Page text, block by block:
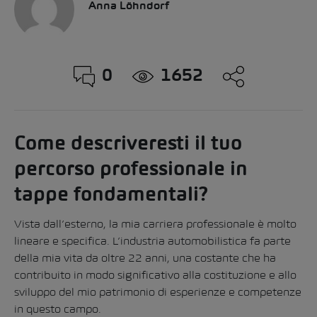
Anna Löhndorf
0 1652
Come descriveresti il tuo
percorso professionale in
tappe fondamentali?
Vista dall’esterno, la mia carriera professionale è molto
lineare e specifica. L’industria automobilistica fa parte
della mia vita da oltre 22 anni, una costante che ha
contribuito in modo significativo alla costituzione e allo
sviluppo del mio patrimonio di esperienze e competenze
in questo campo.